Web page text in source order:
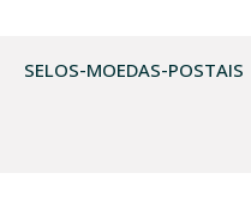
SELOS-MOEDAS-POSTAIS